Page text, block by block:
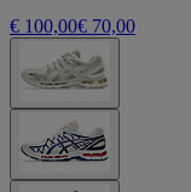
€ 100,00€ 70,00